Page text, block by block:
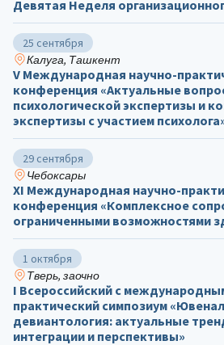
Девятая Неделя
25 сентября
Калуга, Ташкент
V Международная научно-
конференция «Актуальные
психологической экспертизы и
экспертизы с участием
29 сентября
Чебоксары
ХΙ Международная научно-
конференция «Комплексное
ограниченными возможностями
1 октября
Тверь, заочно
I Всероссийский с
практический симпозиум
девиантология: актуальные
интеграции и перспективы»